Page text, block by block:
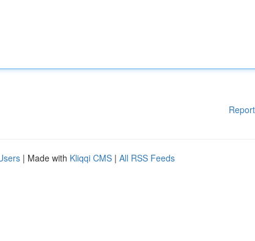
| Made with Kliqqi CMS | All RSS Feeds